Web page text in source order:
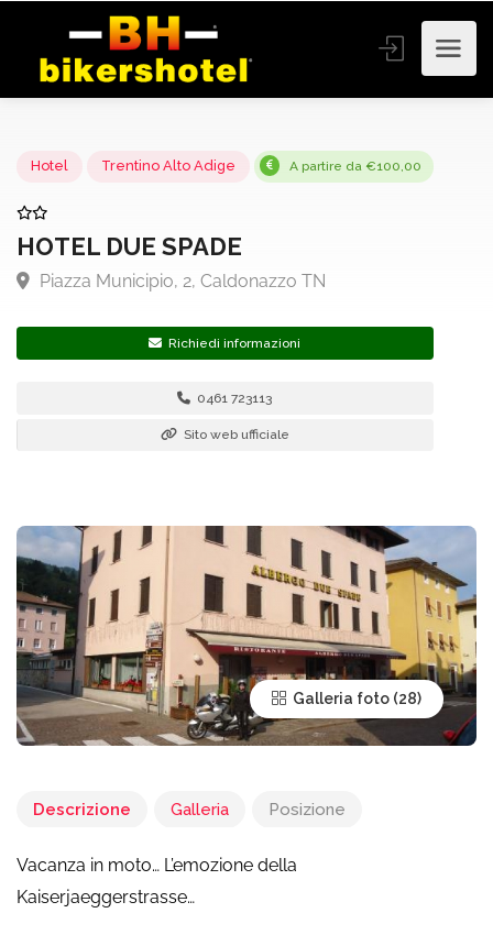
A partire da €100,00
HOTEL DUE SPADE
0461 723113
Galleria foto
Descrizione Galleria Posizione
Vacanza in moto… L’emozione della
Kaiserjaeggerstrasse…